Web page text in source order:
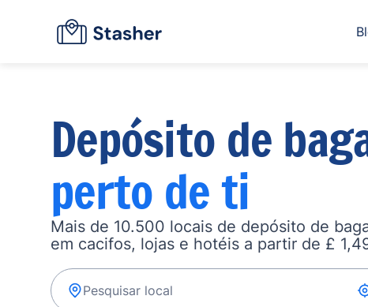
Depósito de
perto de ti
Mais de 10.500 locais de depósito de
em cacifos, lojas e hotéis a partir de £